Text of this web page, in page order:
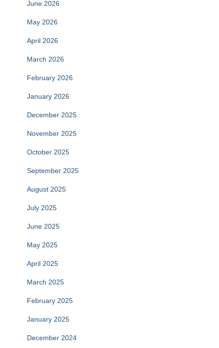
June 2026
May 2026
April 2026
March 2026
February 2026
January 2026
December 2025
November 2025
October 2025
September 2025
August 2025
July 2025
June 2025
May 2025
April 2025
March 2025
February 2025
January 2025
December 2024